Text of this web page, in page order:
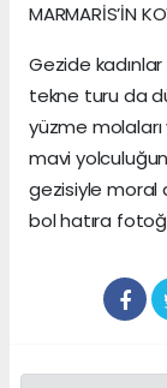
MARMARİS’İN
Gezide
tekne turu da
yüzme
mavi yolculuğun
gezisiyle moral
bol hatıra